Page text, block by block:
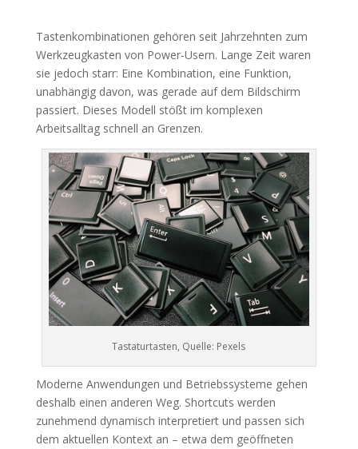
Tastenkombinationen gehören seit Jahrzehnten zum
Werkzeugkasten von Power-Usern. Lange Zeit waren
sie jedoch starr: Eine Kombination, eine Funktion,
unabhängig davon, was gerade auf dem Bildschirm
passiert. Dieses Modell stößt im komplexen
Arbeitsalltag schnell an Grenzen.
Tastaturtasten, Quelle: Pexels
Moderne Anwendungen und Betriebssysteme gehen
deshalb einen anderen Weg. Shortcuts werden
zunehmend dynamisch interpretiert und passen sich
dem aktuellen Kontext an – etwa dem geöffneten